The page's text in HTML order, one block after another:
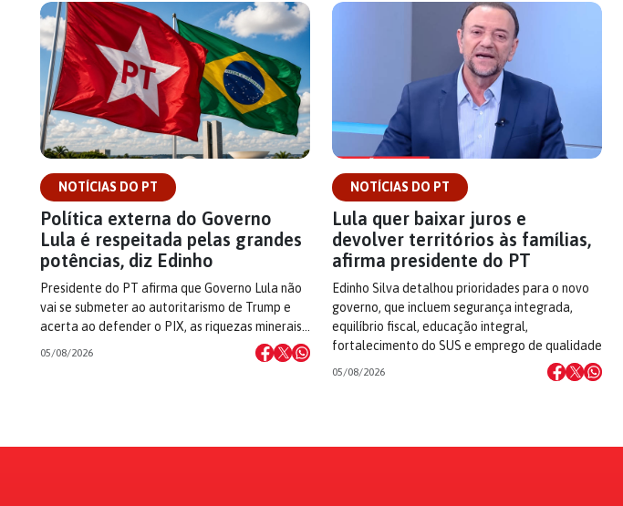
NOTÍCIAS DO PT
Política externa do Governo
Lula é respeitada pelas grandes
potências, diz Edinho
Presidente do PT afirma que Governo Lula não
vai se submeter ao autoritarismo de Trump e
acerta ao defender o PIX, as riquezas minerais…
05/08/2026
NOTÍCIAS DO PT
Lula quer baixar juros e
devolver territórios às famílias,
afirma presidente do PT
Edinho Silva detalhou prioridades para o novo
governo, que incluem segurança integrada,
equilíbrio fiscal, educação integral,
fortalecimento do SUS e emprego de qualidade
05/08/2026